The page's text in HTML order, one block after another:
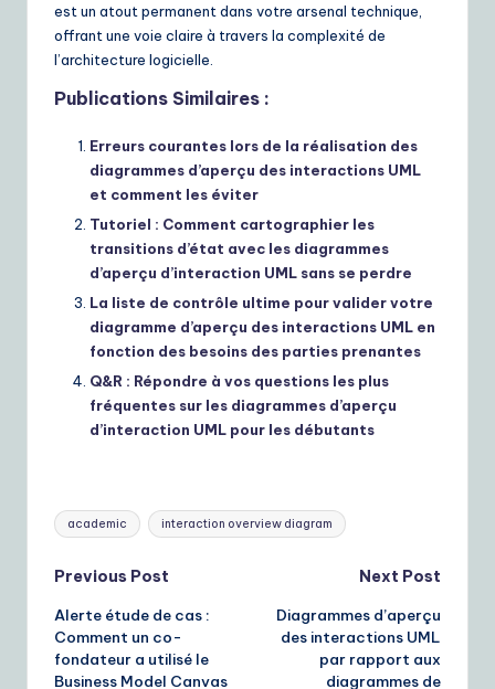
est un atout permanent dans votre arsenal technique,
offrant une voie claire à travers la complexité de
l’architecture logicielle.
Publications Similaires :
Erreurs courantes lors de la réalisation des
diagrammes d’aperçu des interactions UML
et comment les éviter
Tutoriel : Comment cartographier les
transitions d’état avec les diagrammes
d’aperçu d’interaction UML sans se perdre
La liste de contrôle ultime pour valider votre
diagramme d’aperçu des interactions UML en
fonction des besoins des parties prenantes
Q&R : Répondre à vos questions les plus
fréquentes sur les diagrammes d’aperçu
d’interaction UML pour les débutants
Tags:
academic interaction overview diagram
Post
navigation
Previous Post
Alerte étude de cas :
Comment un co-
fondateur a utilisé le
Business Model Canvas
Next Post
Diagrammes d’aperçu
des interactions UML
par rapport aux
diagrammes de